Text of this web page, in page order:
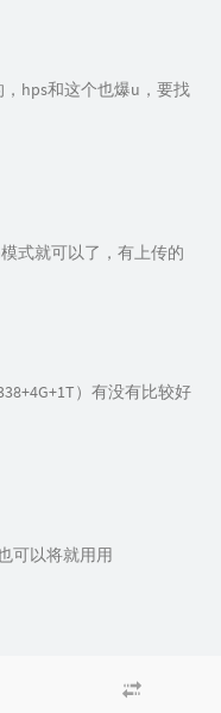
hps和这个也爆u，要找
式就可以了，有上传的
）有没有比较好
可以将就用用